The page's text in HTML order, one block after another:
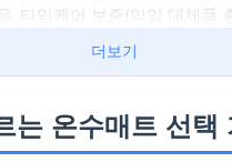
, 타임케어 보증(익일 대체품
없는 자연순환 방식으로 조
치, 폴리에스터 TP 원단 생활
더보기
는 온수매트 선택